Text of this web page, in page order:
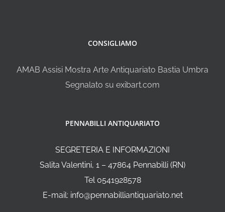
CONSIGLIAMO
AMAB Assisi Mostra Arte Antiquariato Bastia Umbra
Segnalato su exibart.com
PENNABILLI ANTIQUARIATO
SEGRETERIA E INFORMAZIONI
Salita Valentini, 1 – 47864 Pennabilli (RN)
Tel 0541928578
E-mail: info@pennabilliantiquariato.net